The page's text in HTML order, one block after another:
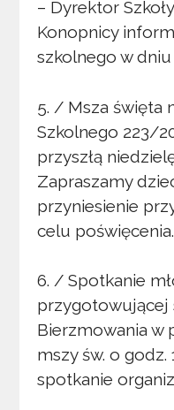
– Dyrektor
Konopnicy
szkolnego w
5. / Msza święta
Szkolnego 223/
przyszłą
Zapraszamy
przyniesienie
celu poświęcenia.
6. / Spotkanie
przygotowującej
Bierzmowania w
mszy św. o godz.
spotkanie